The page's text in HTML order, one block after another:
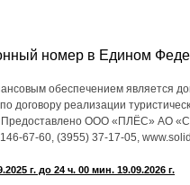
номер в Едином
обеспечением является
договору реализации
Предоставлено ООО «ПЛЁС» АО
67-60, (3955) 37-17-05,
г. до 24 ч. 00 мин. 19.09.2026 г.